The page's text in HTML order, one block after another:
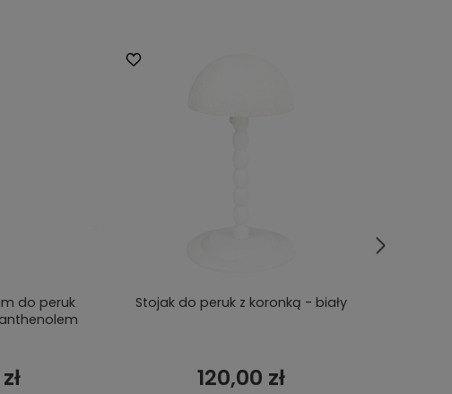
do peruk
Stojak do peruk z koronką - biały
120,00 zł